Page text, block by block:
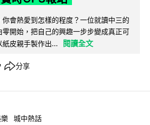
會熱愛到怎樣的程度？一位就讀中三的
開始，把自己的興趣一步步變成真正可
皮親手製作出...
閱讀全文
分享
城中熱話